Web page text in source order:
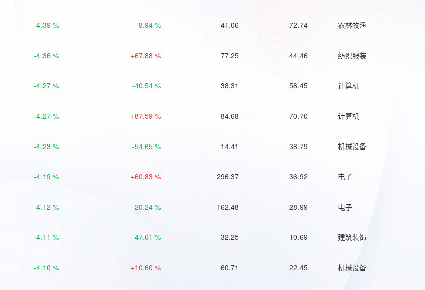
-4.39 % -8.94 % 41.06 72.74 农林牧渔
-4.36 % +67.88 % 77.25 44.46 纺织服装
-4.27 % -40.54 % 38.31 58.45 计算机
-4.27 % +87.59 % 84.68 70.70 计算机
-4.23 % -54.65 % 14.41 38.79 机械设备
-4.19 % +60.83 % 296.37 36.92 电子
-4.12 % -20.24 % 162.48 28.99 电子
-4.11 % -47.61 % 32.25 10.69 建筑装饰
-4.10 % +10.60 % 60.71 22.45 机械设备